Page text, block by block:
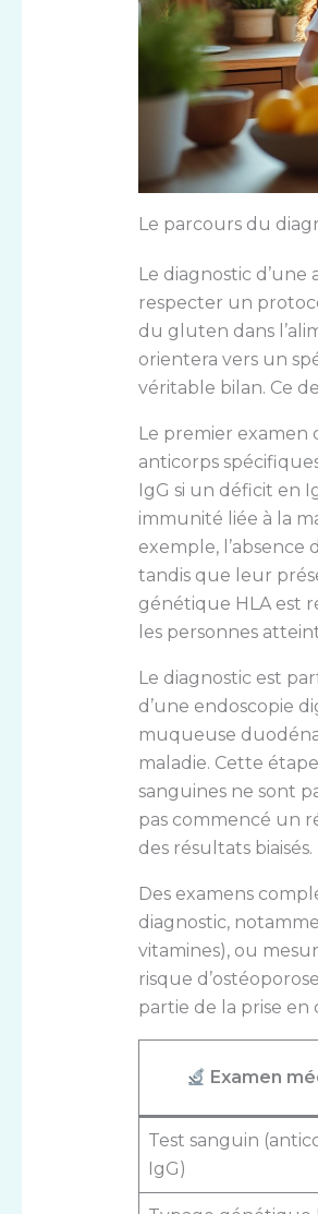
Le parcours du
Le diagnostic
respecter un
du gluten dans
orientera vers un
véritable bilan. Ce
Le premier examen
anticorps
IgG si un déficit en
immunité liée à la
exemple,
tandis que leur
génétique HLA est
les personnes
Le diagnostic est
d’une endoscopie
muqueuse
maladie. Cette
sanguines ne sont
pas commencé un
des résultats biaisés.
Des examens
diagnostic,
vitamines), ou
risque
partie de la prise en
Examen
Test sanguin
IgG)